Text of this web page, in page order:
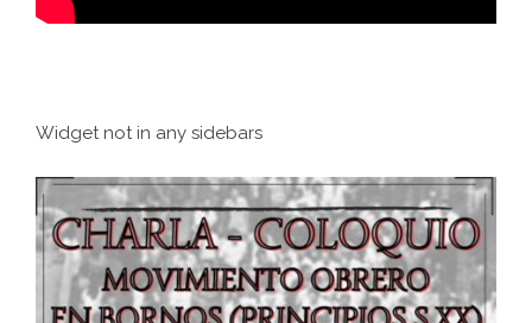
Widget not in any sidebars